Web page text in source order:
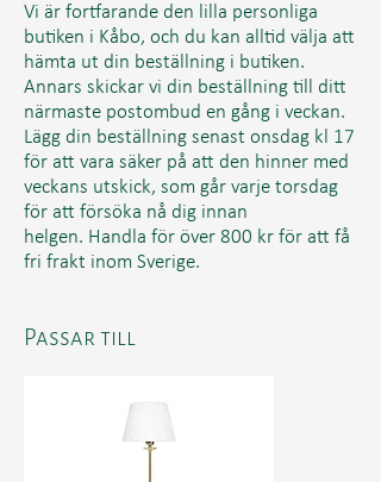
Vi är fortfarande den lilla personliga
butiken i Kåbo, och du kan alltid välja att
hämta ut din beställning i butiken.
Annars skickar vi din beställning till ditt
närmaste postombud en gång i veckan.
Lägg din beställning senast onsdag kl 17
för att vara säker på att den hinner med
veckans utskick, som går varje torsdag
för att försöka nå dig innan
helgen. Handla för över 800 kr för att få
fri frakt inom Sverige.
Passar till